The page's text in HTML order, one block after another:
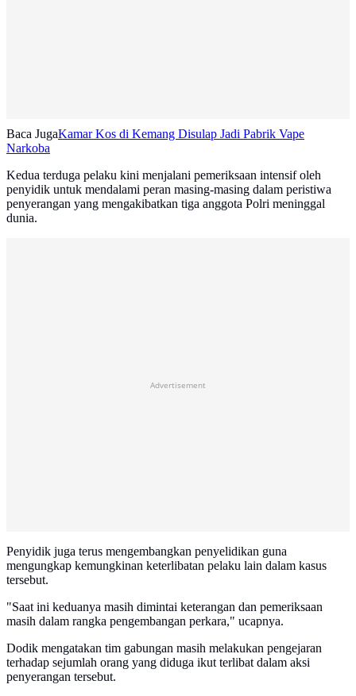
Baca JugaKamar Kos di Kemang Disulap Jadi Pabrik Vape
Narkoba
Kedua terduga pelaku kini menjalani pemeriksaan intensif oleh
penyidik untuk mendalami peran masing-masing dalam peristiwa
penyerangan yang mengakibatkan tiga anggota Polri meninggal
dunia.
Advertisement
Penyidik juga terus mengembangkan penyelidikan guna
mengungkap kemungkinan keterlibatan pelaku lain dalam kasus
tersebut.
"Saat ini keduanya masih dimintai keterangan dan pemeriksaan
masih dalam rangka pengembangan perkara," ucapnya.
Dodik mengatakan tim gabungan masih melakukan pengejaran
terhadap sejumlah orang yang diduga ikut terlibat dalam aksi
penyerangan tersebut.